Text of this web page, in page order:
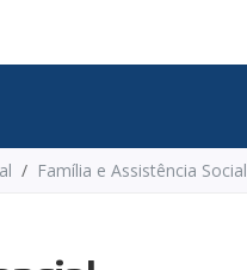
Família e Assistência Social